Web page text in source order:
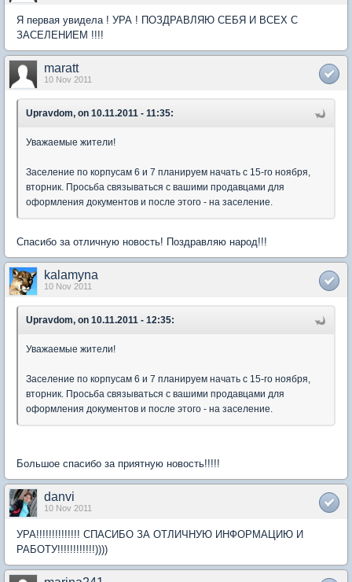
Я первая увидела ! УРА ! ПОЗДРАВЛЯЮ СЕБЯ И ВСЕХ С
ЗАСЕЛЕНИЕМ !!!!
maratt
10 Nov 2011
Upravdom, on 10.11.2011 - 11:35:
Уважаемые жители!
Заселение по корпусам 6 и 7 планируем начать с 15-го ноября,
вторник. Просьба связываться с вашими продавцами для
оформления документов и после этого - на заселение.
Спасибо за отличную новость! Поздравляю народ!!!
kalamyna
10 Nov 2011
Upravdom, on 10.11.2011 - 12:35:
Уважаемые жители!
Заселение по корпусам 6 и 7 планируем начать с 15-го ноября,
вторник. Просьба связываться с вашими продавцами для
оформления документов и после этого - на заселение.
Большое спасибо за приятную новость!!!!!
danvi
10 Nov 2011
УРА!!!!!!!!!!!!!! СПАСИБО ЗА ОТЛИЧНУЮ ИНФОРМАЦИЮ И
РАБОТУ!!!!!!!!!!!!))))